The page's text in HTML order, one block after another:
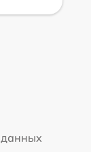
данных